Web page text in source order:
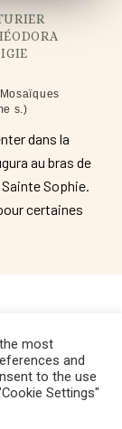
s.)
dans la
au bras de
Sophie.
certaines
All
most
and
to the use
Settings"